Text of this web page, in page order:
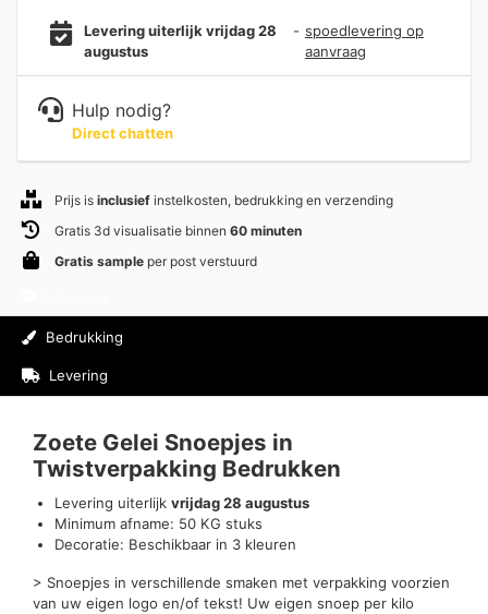
Levering uiterlijk vrijdag 28
augustus
- spoedlevering op
aanvraag
Hulp nodig?
Direct chatten
Prijs is inclusief instelkosten, bedrukking en verzending
Gratis 3d visualisatie binnen 60 minuten
Gratis sample per post verstuurd
Bedrukking
Levering
Zoete Gelei Snoepjes in
Twistverpakking Bedrukken
Levering uiterlijk vrijdag 28 augustus
Minimum afname: 50 KG stuks
Decoratie: Beschikbaar in 3 kleuren
> Snoepjes in verschillende smaken met verpakking voorzien
van uw eigen logo en/of tekst! Uw eigen snoep per kilo